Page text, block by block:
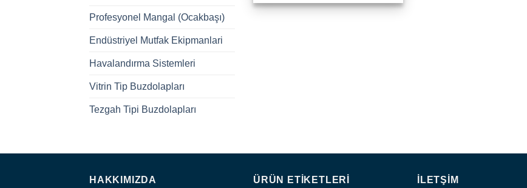
Profesyonel Mangal (Ocakbaşı)
Endüstriyel Mutfak Ekipmanlari
Havalandırma Sistemleri
Vitrin Tip Buzdolapları
Tezgah Tipi Buzdolapları
HAKKIMIZDA ÜRÜN ETIKETLERI İLETŞIM